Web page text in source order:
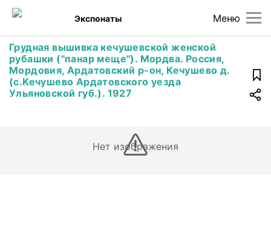
Меню
Экспонаты
Грудная вышивка кечушевской женской
рубашки ("панар меще"). Мордва. Россия,
Мордовия, Ардатовский р-он, Кечушево д.
(с.Кечушево Ардатовского уезда
Ульяновской губ.). 1927
Нет изображения